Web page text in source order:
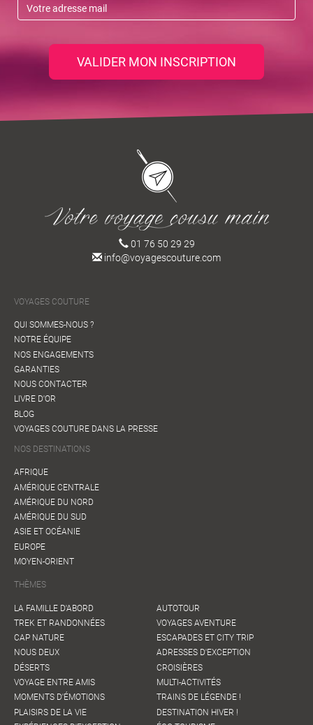
VALIDER MON INSCRIPTION
01 76 50 29 29
info@voyagescouture.com
VOYAGES COUTURE
QUI SOMMES-NOUS ?
NOTRE ÉQUIPE
NOS ENGAGEMENTS
GARANTIES
NOUS CONTACTER
LIVRE D'OR
BLOG
VOYAGES COUTURE DANS LA PRESSE
NOS DESTINATIONS
AFRIQUE
AMÉRIQUE CENTRALE
AMÉRIQUE DU NORD
AMÉRIQUE DU SUD
ASIE ET OCÉANIE
EUROPE
MOYEN-ORIENT
THÈMES
LA FAMILLE D'ABORD
TREK ET RANDONNÉES
CAP NATURE
NOUS DEUX
DÉSERTS
VOYAGE ENTRE AMIS
MOMENTS D'ÉMOTIONS
PLAISIRS DE LA VIE
AUTOTOUR
VOYAGES AVENTURE
ESCAPADES ET CITY TRIP
ADRESSES D'EXCEPTION
CROISIÈRES
MULTI-ACTIVITÉS
TRAINS DE LÉGENDE !
DESTINATION HIVER !